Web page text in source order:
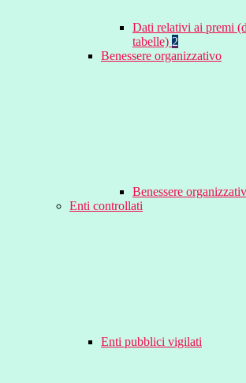
Dati relativi ai premi
tabelle) 2
Benessere organizzativo
Benessere
Enti controllati
Enti pubblici vigilati